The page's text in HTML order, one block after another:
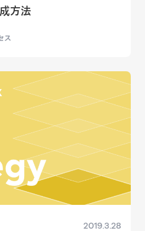
方法
ス
2019.3.28